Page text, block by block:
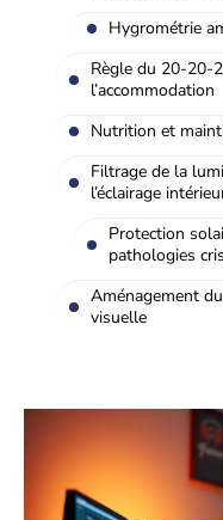
Hygrométrie
Règle du 20-20-
l’accommodation
Nutrition et
Filtrage de la
l’éclairage
Protection
pathologies
Aménagement
visuelle